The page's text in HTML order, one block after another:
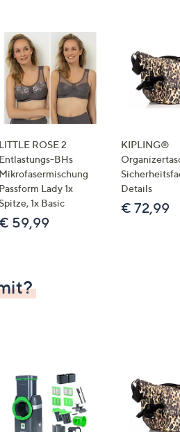
LITTLE ROSE 2
Entlastungs-BHs
Mikrofasermischung
Passform Lady 1x
1x Basic
59,99
KIPLING®
Details
€ 72,99